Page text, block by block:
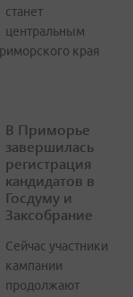
станет
центральным
края
В Приморье
завершилась
регистрация
кандидатов в
Госдуму и
Заксобрание
Сейчас участники
кампании
продолжают